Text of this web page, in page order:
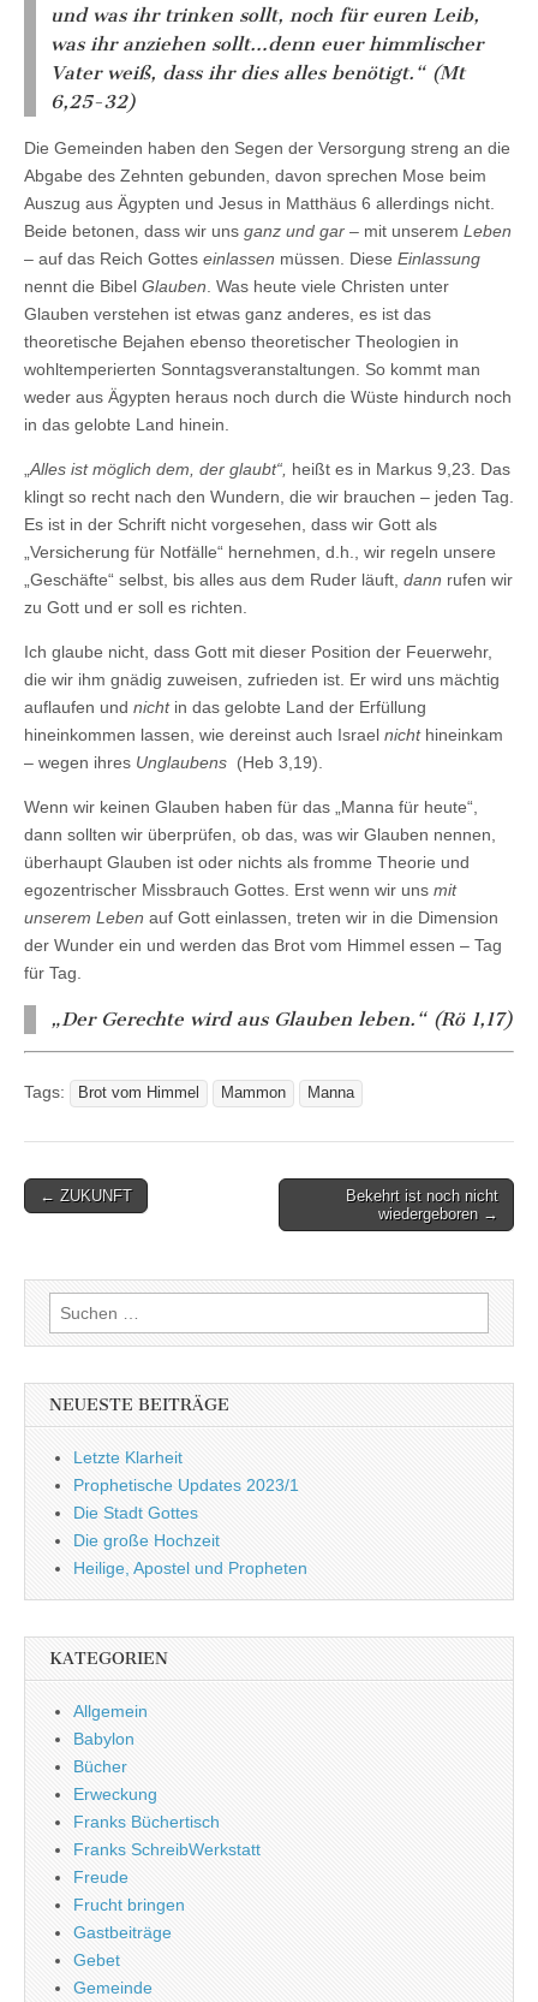
und was ihr trinken sollt, noch für euren Leib,
was ihr anziehen sollt…denn euer himmlischer
Vater weiß, dass ihr dies alles benötigt.“ (Mt
6,25-32)
Die Gemeinden haben den Segen der Versorgung streng an die
Abgabe des Zehnten gebunden, davon sprechen Mose beim
Auszug aus Ägypten und Jesus in Matthäus 6 allerdings nicht.
Beide betonen, dass wir uns ganz und gar – mit unserem Leben
– auf das Reich Gottes einlassen müssen. Diese Einlassung
nennt die Bibel Glauben . Was heute viele Christen unter
Glauben verstehen ist etwas ganz anderes, es ist das
theoretische Bejahen ebenso theoretischer Theologien in
wohltemperierten Sonntagsveranstaltungen. So kommt man
weder aus Ägypten heraus noch durch die Wüste hindurch noch
in das gelobte Land hinein.
Alles ist möglich dem, der glaubt“, heißt es in Markus 9,23. Das
klingt so recht nach den Wundern, die wir brauchen – jeden Tag.
Es ist in der Schrift nicht vorgesehen, dass wir Gott als
„Versicherung für Notfälle“ hernehmen, d.h., wir regeln unsere
„Geschäfte“ selbst, bis alles aus dem Ruder läuft, dann rufen wir
zu Gott und er soll es richten.
Ich glaube nicht, dass Gott mit dieser Position der Feuerwehr,
die wir ihm gnädig zuweisen, zufrieden ist. Er wird uns mächtig
auflaufen und nichtin das gelobte Land der Erfüllung
hineinkommen lassen, wie dereinst auch Israel nicht hineinkam
– wegen ihres Unglaubens (Heb 3,19).
Wenn wir keinen Glauben haben für das „Manna für heute“,
dann sollten wir überprüfen, ob das, was wir Glauben nennen,
überhaupt Glauben ist oder nichts als fromme Theorie und
egozentrischer Missbrauch Gottes. Erst wenn wir uns mit
unserem Leben auf Gott einlassen, treten wir in die Dimension
der Wunder ein und werden das Brot vom Himmel essen – Tag
für Tag.
„Der Gerechte wird aus Glauben leben.“ (Rö 1,17)
Tags: Brot vom Himmel Mammon Manna
Post
← ZUKUNFT
Bekehrt ist noch nicht
wiedergeboren →
Suchen
nach:
NEUESTE BEITRÄGE
Letzte Klarheit
Prophetische Updates 2023/1
Die Stadt Gottes
Die große Hochzeit
Heilige, Apostel und Propheten
KATEGORIEN
Allgemein
Babylon
Bücher
Erweckung
Franks Büchertisch
Franks SchreibWerkstatt
Freude
Frucht bringen
Gastbeiträge
Gebet
Gemeinde